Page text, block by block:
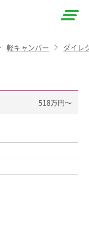
軽キャンパー ダイレ
518万円〜